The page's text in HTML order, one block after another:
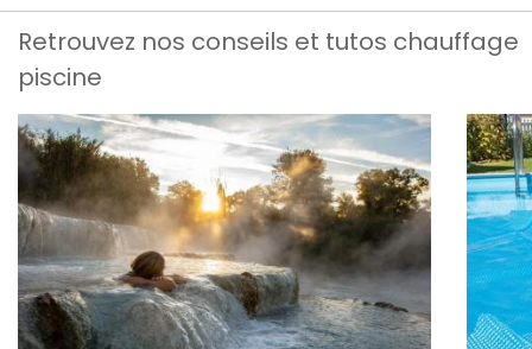
Retrouvez nos conseils et tutos chauffage
piscine